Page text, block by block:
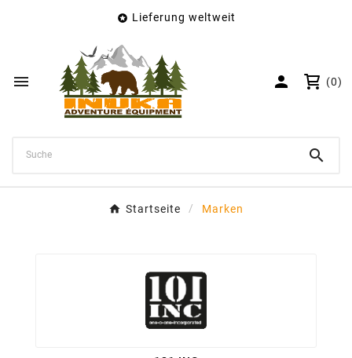
 Lieferung weltweit
  (0)

Startseite Marken
Name der Wunschliste